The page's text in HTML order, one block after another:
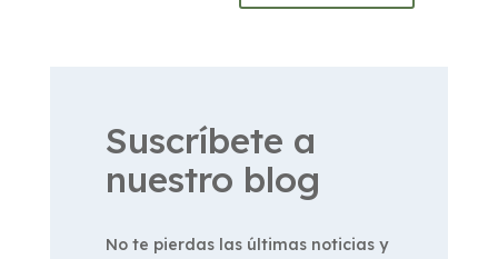
Suscríbete a
nuestro blog
No te pierdas las últimas noticias y